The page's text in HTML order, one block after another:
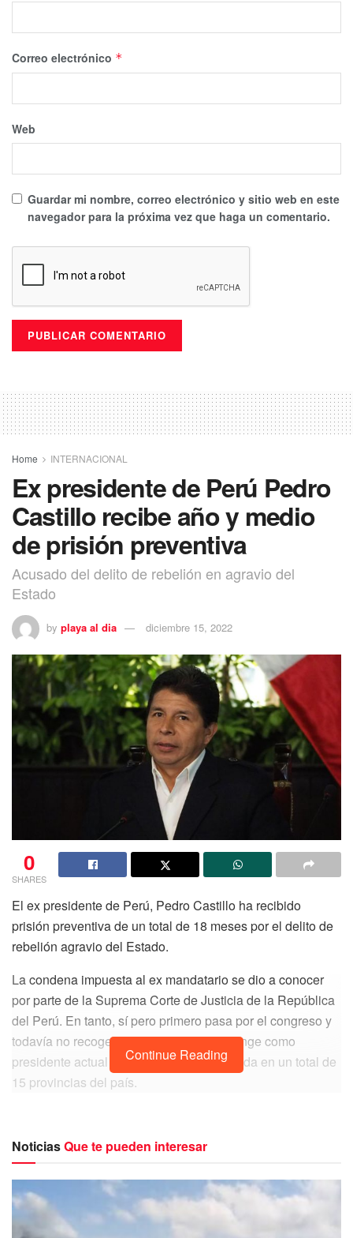
Correo electrónico *
Web
Guardar mi nombre, correo electrónico y sitio web en este
navegador para la próxima vez que haga un comentario.
Home INTERNACIONAL
Ex presidente de Perú Pedro
Castillo recibe año y medio
de prisión preventiva
Acusado del delito de rebelión en agravio del
Estado
by playa al dia diciembre 15, 2022
0
SHARES
El ex presidente de Perú, Pedro Castillo ha recibido
prisión preventiva de un total de 18 meses por el delito de
rebelión agravio del Estado.
La condena impuesta al ex mandatario se dio a conocer
por parte de la Suprema Corte de Justicia de la República
del Perú. En tanto, sí pero primero pasa por el congreso y
todavía no recoge Dina Boluarte quién funge como
presidente actual declarado toque de queda en un total de
15 provincias del país.
Continue Reading
NoticiasQue te pueden interesar